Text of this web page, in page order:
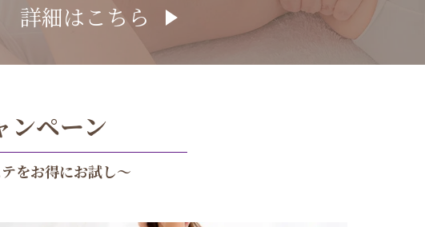
詳細はこちら
詳細はこちら
詳細はこちら
詳細はこちら
ラ・パルレ”
ンペーン
をお得にお試し～